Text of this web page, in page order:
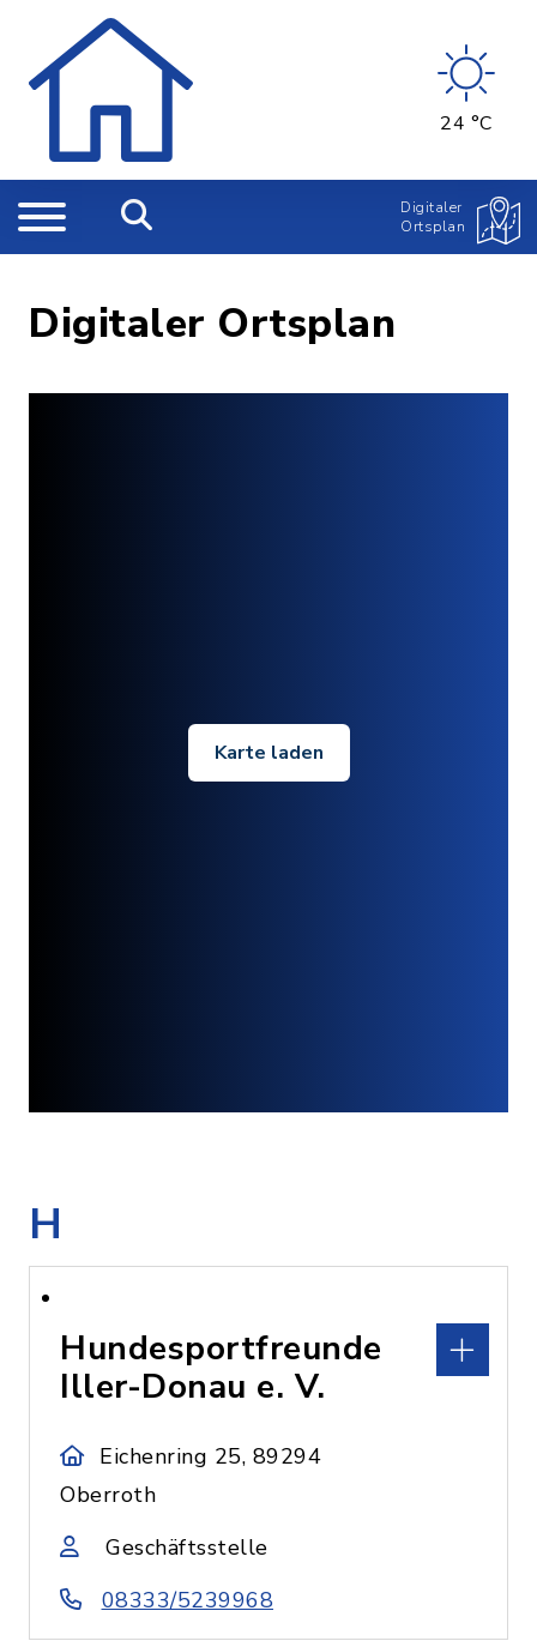
24 °C
Digitaler
Ortsplan
Digitaler Ortsplan
Karte laden
H
Hundesportfreunde
Iller-Donau e. V.
Eichenring 25, 89294
Oberroth
Geschäftsstelle
08333/5239968